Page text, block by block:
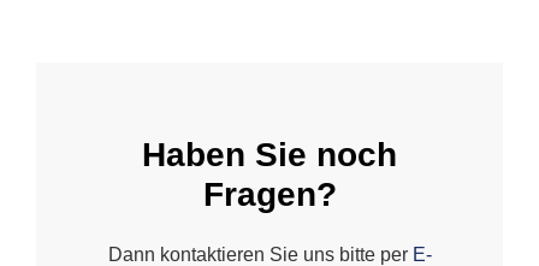
Haben Sie noch
Fragen?
Dann kontaktieren Sie uns bitte per E-